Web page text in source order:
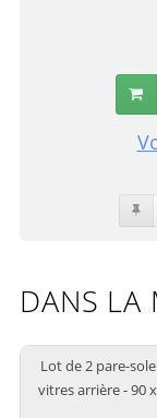
DANS LA
Lot de 2 pare-
vitres arrière - 90